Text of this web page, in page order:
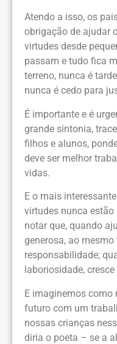
Atendo a isso, os
obrigação de ajudar
virtudes desde
passam e tudo fica
terreno, nunca é
nunca é cedo para
É importante e é
grande sintonia,
filhos e alunos,
deve ser melhor
vidas.
E o mais
virtudes nunca
notar que, quando
generosa, ao
responsabilidade;
laboriosidade,
E imaginemos como
futuro com um
nossas crianças
diria o poeta – se a